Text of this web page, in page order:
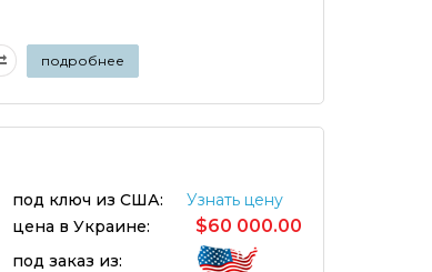
подробнее
под ключ из США:
Узнать цену
цена в Украине:
$60 000.00
под заказ из: